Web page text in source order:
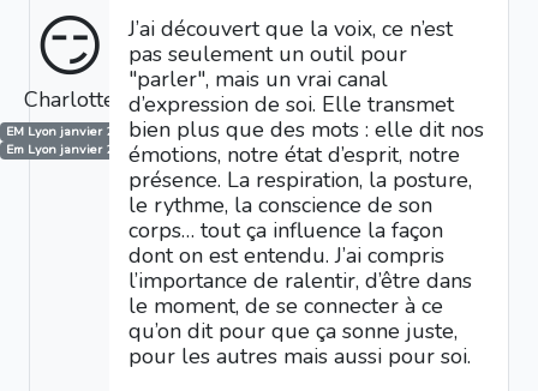
😏
Charlotte
EM Lyon janvier 2024
Em Lyon janvier 2025
J’ai découvert que la voix, ce n’est
pas seulement un outil pour
"parler", mais un vrai canal
d’expression de soi. Elle transmet
bien plus que des mots : elle dit nos
émotions, notre état d’esprit, notre
présence. La respiration, la posture,
le rythme, la conscience de son
corps… tout ça influence la façon
dont on est entendu. J’ai compris
l’importance de ralentir, d’être dans
le moment, de se connecter à ce
qu’on dit pour que ça sonne juste,
pour les autres mais aussi pour soi.